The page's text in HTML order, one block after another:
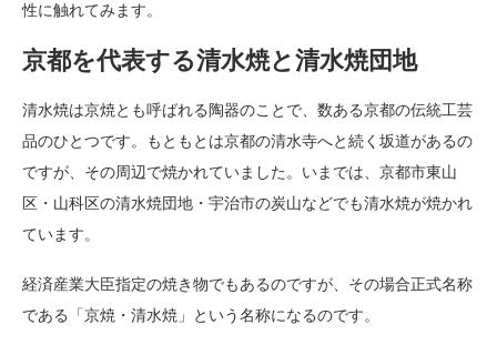
性に触れてみます。
京都を代表する清水焼と清水焼団地
清水焼は京焼とも呼ばれる陶器のことで、数ある京都の伝統工芸
品のひとつです。もともとは京都の清水寺へと続く坂道があるの
ですが、その周辺で焼かれていました。いまでは、京都市東山
区・山科区の清水焼団地・宇治市の炭山などでも清水焼が焼かれ
ています。
経済産業大臣指定の焼き物でもあるのですが、その場合正式名称
である「京焼・清水焼」という名称になるのです。